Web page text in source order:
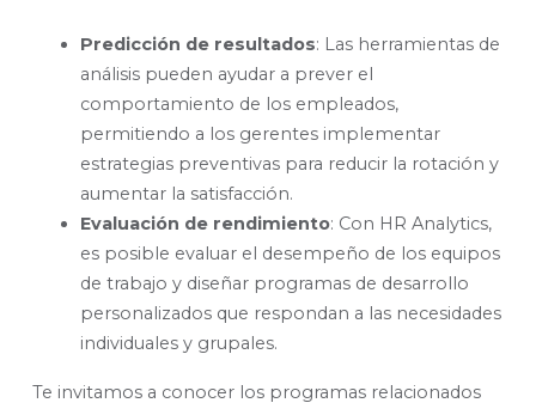
Predicción de resultados: Las herramientas de
análisis pueden ayudar a prever el
comportamiento de los empleados,
permitiendo a los gerentes implementar
estrategias preventivas para reducir la rotación y
aumentar la satisfacción.
Evaluación de rendimiento: Con HR Analytics,
es posible evaluar el desempeño de los equipos
de trabajo y diseñar programas de desarrollo
personalizados que respondan a las necesidades
individuales y grupales.
Te invitamos a conocer los programas relacionados